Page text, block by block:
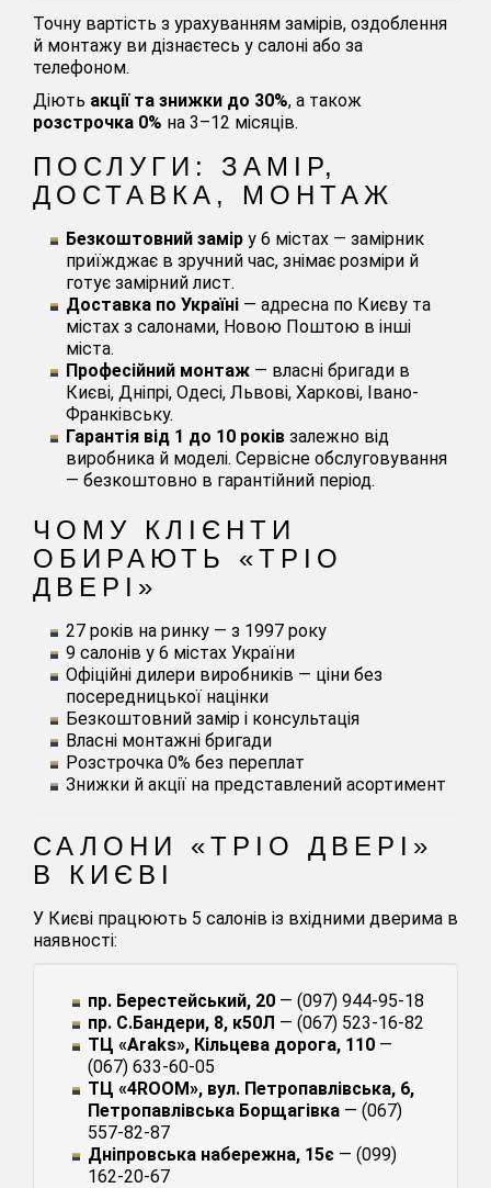
Точну вартість з урахуванням замірів, оздоблення
й монтажу ви дізнаєтесь у салоні або за
телефоном.
Діють акції та знижки до 30%, а також
розстрочка 0% на 3–12 місяців.
ПОСЛУГИ: ЗАМІР,
ДОСТАВКА, МОНТАЖ
Безкоштовний замір у 6 містах — замірник
приїжджає в зручний час, знімає розміри й
готує замірний лист.
Доставка по Україні — адресна по Києву та
містах з салонами, Новою Поштою в інші
міста.
Професійний монтаж — власні бригади в
Києві, Дніпрі, Одесі, Львові, Харкові, Івано-
Франківську.
Гарантія від 1 до 10 років залежно від
виробника й моделі. Сервісне обслуговування
— безкоштовно в гарантійний період.
ЧОМУ КЛІЄНТИ
ОБИРАЮТЬ «ТРІО
ДВЕРІ»
27 років на ринку — з 1997 року
9 салонів у 6 містах України
Офіційні дилери виробників — ціни без
посередницької націнки
Безкоштовний замір і консультація
Власні монтажні бригади
Розстрочка 0% без переплат
Знижки й акції на представлений асортимент
САЛОНИ «ТРІО ДВЕРІ»
В КИЄВІ
У Києві працюють 5 салонів із вхідними дверима в
наявності:
пр. Берестейський, 20 — (097) 944-95-18
пр. С.Бандери, 8, к50Л — (067) 523-16-82
ТЦ «Araks», Кільцева дорога, 110 —
(067) 633-60-05
ТЦ «4ROOM», вул. Петропавлівська, 6,
Петропавлівська Борщагівка — (067)
557-82-87
Дніпровська набережна, 15є — (099)
162-20-67